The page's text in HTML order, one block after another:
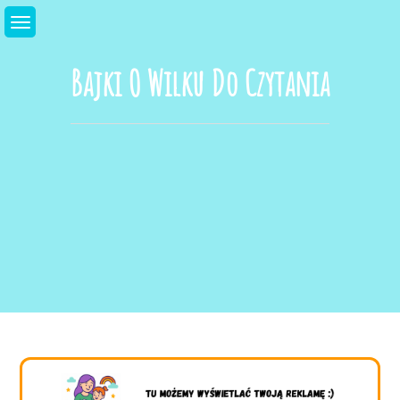
Skip
to
Bajki O Wilku Do Czytania